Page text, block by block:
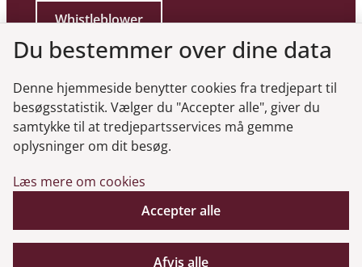
Whistleblower
Genveje
Gå til virksomhedsregisteret
Gå til selskabsmeddelelser
Du bestemmer over dine data
Denne hjemmeside benytter cookies fra tredjepart til
besøgsstatistik. Vælger du "Accepter alle", giver du
samtykke til at tredjepartsservices må gemme
oplysninger om dit besøg.
Læs mere om cookies
Accepter alle
Afvis alle